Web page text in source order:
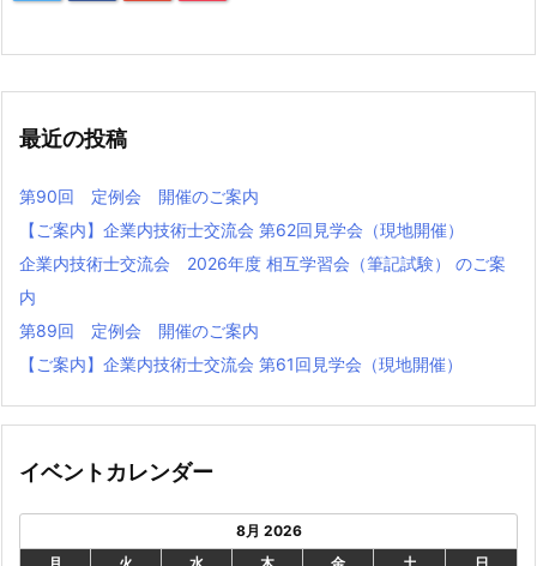
最近の投稿
第90回 定例会 開催のご案内
【ご案内】企業内技術士交流会 第62回見学会（現地開催）
企業内技術士交流会 2026年度 相互学習会（筆記試験） のご案
内
第89回 定例会 開催のご案内
【ご案内】企業内技術⼠交流会 第61回⾒学会（現地開催）
イベントカレンダー
8月 2026